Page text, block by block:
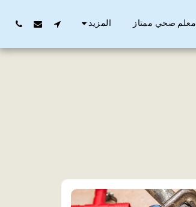
معلم صحي ممتاز المزيد